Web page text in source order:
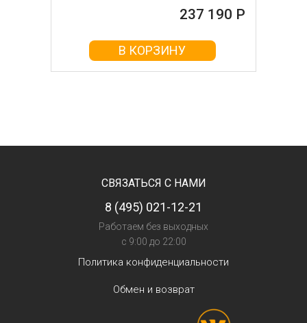
237 190 Р
В КОРЗИНУ
СВЯЗАТЬСЯ С НАМИ
8 (495) 021-12-21
Работаем без выходных
с 9:00 до 22:00
Политика конфиденциальности
Обмен и возврат